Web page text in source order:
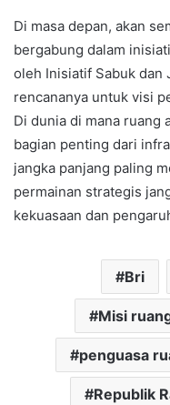
Di masa depan, akan
bergabung dalam
oleh Inisiatif Sabuk dan
rencananya untuk visi
Di dunia di mana ruang
bagian penting dari
jangka panjang paling
permainan strategis
kekuasaan dan
Bri
Misi
penguasa
Republik